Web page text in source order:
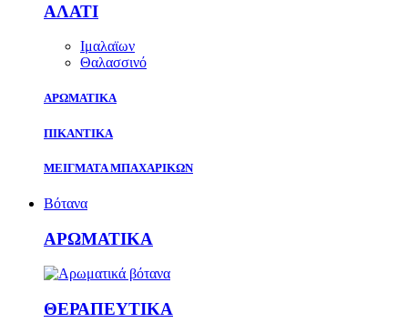
ΑΛΑΤΙ
Ιμαλαϊων
Θαλασσινό
ΑΡΩΜΑΤΙΚΑ
ΠΙΚΑΝΤΙΚΑ
ΜΕΙΓΜΑΤΑ ΜΠΑΧΑΡΙΚΩΝ
Βότανα
ΑΡΩΜΑΤΙΚΑ
ΘΕΡΑΠΕΥΤΙΚΑ